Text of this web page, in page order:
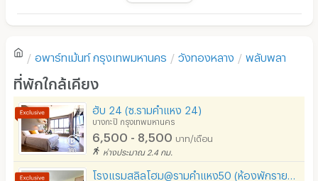
- สิ่งอำนวยความสะดวกมายมาย ประกอบด้วย
-----* มีที่จอดรถ 800บาทต่อเดือน
-----* หน้าปากซอย มีร้านอาหารขาย ตลอด 2 ข้างทาง
......* ห่าง 7-11 20ม
โซฟา
โต๊ะ - เก้าอี้ทำงาน
เตาปรุงอาหาร
อนุญาตให้เลี้ยงสัตว์
อนุญาตให้สูบบุหรี่ในห้องพัก
ยังไม่มีรีวิวของอพาร์ทเม้นท์นี้
เขียนรีวิวแรกของอพาร์ทเม้นท์นี้
อพาร์ทเม้นท์ กรุงเทพมหานคร วังทองหลาง พลับพลา
ที่พักใกล้เคียง
ฮับ 24 (ซ.รามคำแหง 24)
บางกะปิ กรุงเทพมหานคร
6,500 - 8,500 บาท/เดือน
ห่างประมาณ 2.4 กม.